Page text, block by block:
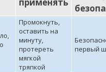
Промокнуть,
оставить на
минуту,
протереть
мягкой
тряпкой
первый